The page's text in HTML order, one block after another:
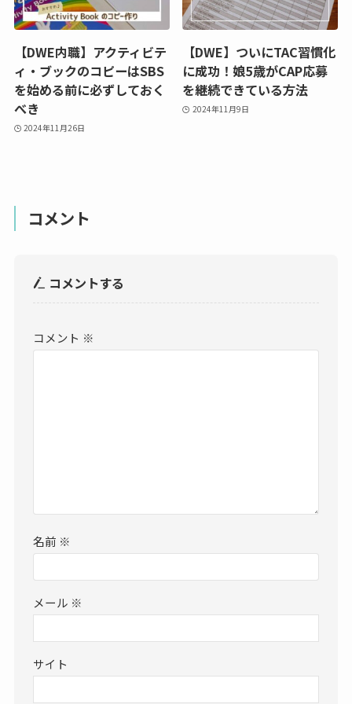
【DWE内職】アクティビテ
ィ・ブックのコピーはSBS
を始める前に必ずしておく
べき
2024年11月26日
【DWE】ついにTAC習慣化
に成功！娘5歳がCAP応募
を継続できている方法
2024年11月9日
コメント
コメントする
コメント ※
名前 ※
メール ※
サイト